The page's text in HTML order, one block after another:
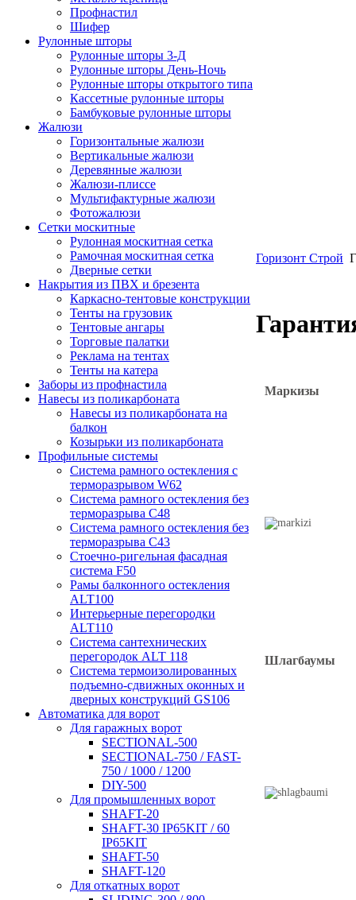
Профнастил
Шифер
Рулонные шторы
Рулонные шторы 3-Д
Рулонные шторы День-Ночь
Рулонные шторы открытого типа
Кассетные рулонные шторы
Бамбуковые рулонные шторы
Жалюзи
Горизонтальные жалюзи
Вертикальные жалюзи
Деревянные жалюзи
Жалюзи-плиссе
Мультифактурные жалюзи
Фотожалюзи
Сетки москитные
Рулонная москитная сетка
Рамочная москитная сетка
Дверные сетки
Накрытия из ПВХ и брезента
Каркасно-тентовые конструкции
Тенты на грузовик
Тентовые ангары
Торговые палатки
Реклама на тентах
Тенты на катера
Заборы из профнастила
Навесы из поликарбоната
Навесы из поликарбоната на
балкон
Козырьки из поликарбоната
Профильные системы
Система рамного остекления с
терморазрывом W62
Система рамного остекления без
терморазрыва C48
Система рамного остекления без
терморазрыва C43
Стоечно-ригельная фасадная
система F50
Рамы балконного остекления
ALT100
Интерьерные перегородки
ALT110
Система сантехнических
перегородок ALT 118
Система термоизолированных
подъемно-сдвижных оконных и
дверных конструкций GS106
Автоматика для ворот
Для гаражных ворот
SECTIONAL-500
SECTIONAL-750 / FAST-
750 / 1000 / 1200
DIY-500
Для промышленных ворот
SHAFT-20
SHAFT-30 IP65KIT / 60
IP65KIT
SHAFT-50
SHAFT-120
Для откатных ворот
Горизонт Строй
Маркизы
Шлагбаумы